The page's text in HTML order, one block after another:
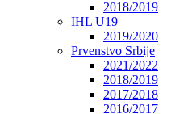
2018/2019
IHL U19
2019/2020
Prvenstvo Srbije
2021/2022
2018/2019
2017/2018
2016/2017